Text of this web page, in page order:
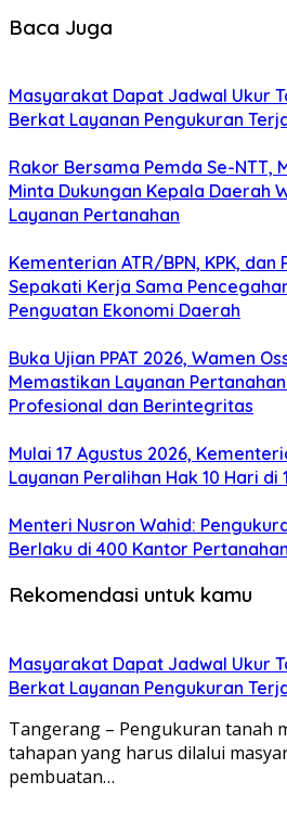
Baca Juga
Masyarakat Dapat Jadwal Ukur
Berkat Layanan Pengukuran
Rakor Bersama Pemda Se-NTT,
Minta Dukungan Kepala Daerah
Layanan Pertanahan
Kementerian ATR/BPN, KPK,
Sepakati Kerja Sama
Penguatan Ekonomi Daerah
Buka Ujian PPAT 2026, Wamen
Memastikan Layanan
Profesional dan Berintegritas
Mulai 17 Agustus 2026,
Layanan Peralihan Hak 10 Hari di
Menteri Nusron Wahid:
Berlaku di 400 Kantor Pertanahan
Rekomendasi untuk kamu
Masyarakat Dapat Jadwal Ukur
Berkat Layanan Pengukuran
Tangerang – Pengukuran tanah
tahapan yang harus dilalui
pembuatan…